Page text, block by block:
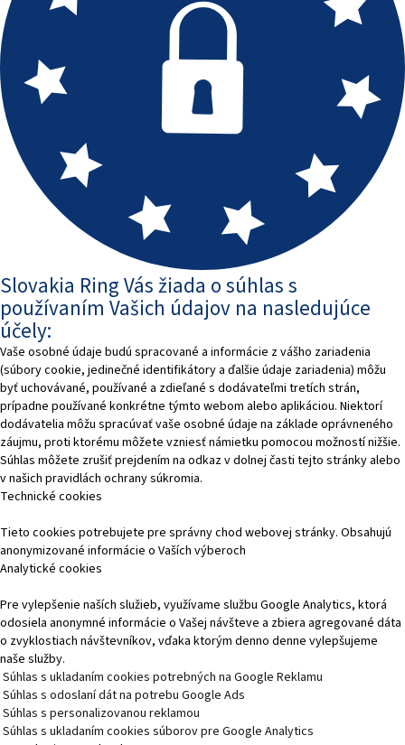
Slovakia Ring Vás žiada o súhlas s
používaním Vašich údajov na nasledujúce
účely:
Vaše osobné údaje budú spracované a informácie z vášho zariadenia
(súbory cookie, jedinečné identifikátory a ďalšie údaje zariadenia) môžu
byť uchovávané, používané a zdieľané s dodávateľmi tretích strán,
prípadne používané konkrétne týmto webom alebo aplikáciou. Niektorí
dodávatelia môžu spracúvať vaše osobné údaje na základe oprávneného
záujmu, proti ktorému môžete vzniesť námietku pomocou možností nižšie.
Súhlas môžete zrušiť prejdením na odkaz v dolnej časti tejto stránky alebo
v našich pravidlách ochrany súkromia.
Technické cookies
Tieto cookies potrebujete pre správny chod webovej stránky. Obsahujú
anonymizované informácie o Vaších výberoch
Analytické cookies
Pre vylepšenie naších služieb, využívame službu Google Analytics, ktorá
odosiela anonymné informácie o Vašej návšteve a zbiera agregované dáta
o zvyklostiach návštevníkov, vďaka ktorým denno denne vylepšujeme
naše služby.
Súhlas s ukladaním cookies potrebných na Google Reklamu
Súhlas s odoslaní dát na potrebu Google Ads
Súhlas s personalizovanou reklamou
Súhlas s ukladaním cookies súborov pre Google Analytics